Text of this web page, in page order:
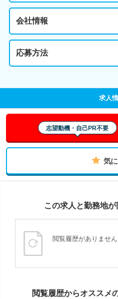
会社情報
応募方法
求人
志望動機・自己PR不要
気
この求人と勤務地
閲覧履歴がありませ
閲覧履歴からオススメ